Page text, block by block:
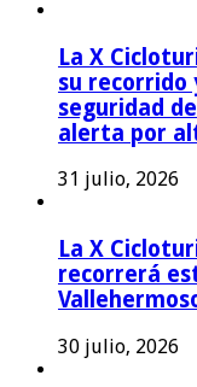
La X
su recorrido
seguridad
alerta por
31 julio, 2026
La X
recorrerá
30 julio, 2026